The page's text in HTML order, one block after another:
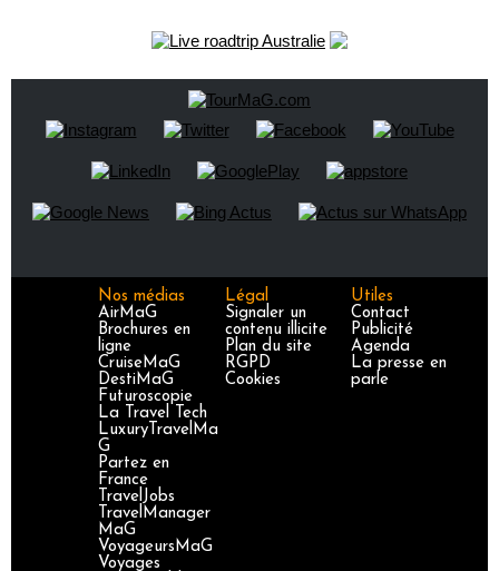
Nos médias
AirMaG
Brochures en
ligne
CruiseMaG
DestiMaG
Futuroscopie
La Travel Tech
LuxuryTravelMa
G
Partez en
France
TravelJobs
TravelManager
MaG
VoyageursMaG
Voyages
Légal
Signaler un
contenu illicite
Plan du site
RGPD
Cookies
Utiles
Contact
Publicité
Agenda
La presse en
parle